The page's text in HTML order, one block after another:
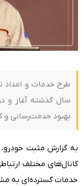
بهبود خدمت‌رسانی و
کانال‌های مختلف
خدمات گسترده‌ای به